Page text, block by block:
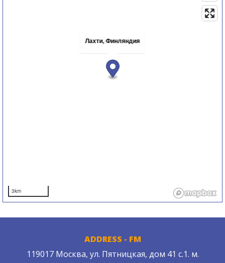
3km
Лахти, Финляндия
ADDRESS - FM
119017 Москва, ул. Пятницкая, дом 41 с.1. м.